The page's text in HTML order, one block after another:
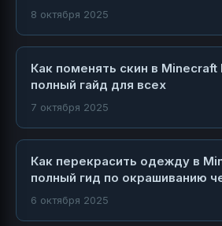
8 октября 2025
Как поменять скин в
полный гайд для всех
7 октября 2025
Как перекрасить одежду в
полный гид по окрашиванию
6 октября 2025